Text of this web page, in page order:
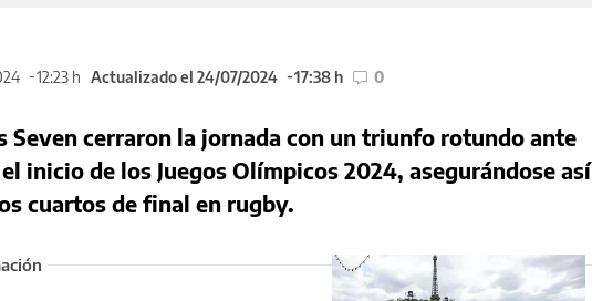
12:23 h Actualizado el 24/07/2024 17:38 h 0
Seven cerraron la jornada con un triunfo rotundo ante
inicio de los Juegos Olímpicos 2024, asegurándose así
cuartos de final en rugby.